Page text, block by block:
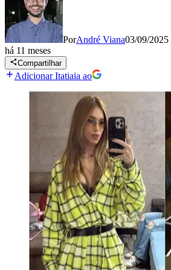
PorAndré Viana03/09/2025
há 11 meses
Compartilhar
Adicionar Itatiaia ao